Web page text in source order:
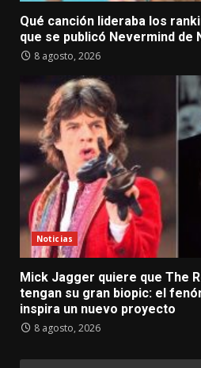
Qué canción lideraba los
que se publicó Nevermind de
8 agosto, 2026
Noticias
Mick Jagger quiere que The
tengan su gran biopic: el
inspira un nuevo proyecto
8 agosto, 2026